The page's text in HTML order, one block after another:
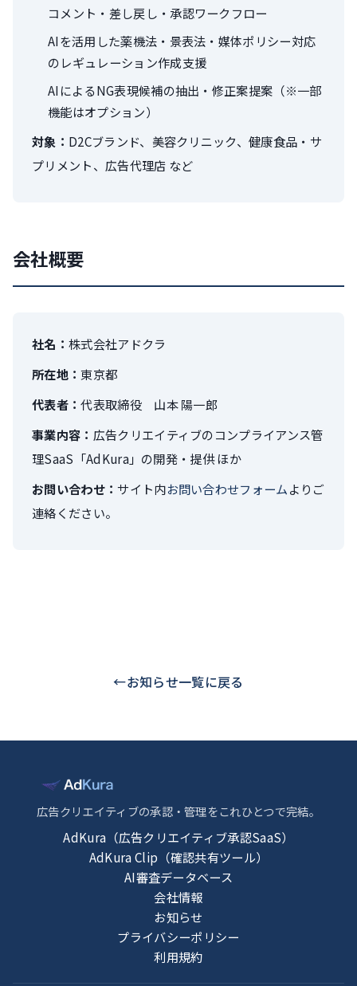
コメント・差し戻し・承認ワークフロー
AIを活用した薬機法・景表法・媒体ポリシー対応
のレギュレーション作成支援
AIによるNG表現候補の抽出・修正案提案（※一部
機能はオプション）
対象： D2Cブランド、美容クリニック、健康食品・サ
プリメント、広告代理店 など
会社概要
社名： 株式会社アドクラ
所在地：東京都
代表者：代表取締役 山本 陽一郎
事業内容： 広告クリエイティブのコンプライアンス管
理SaaS「AdKura」の開発・提供 ほか
お問い合わせ：サイト内お問い合わせフォームよりご
連絡ください。
←お知らせ一覧に戻る
広告クリエイティブの承認・管理をこれひとつで完結。
AdKura（広告クリエイティブ承認SaaS）
AdKura Clip（確認共有ツール）
AI審査データベース
会社情報
お知らせ
プライバシーポリシー
利用規約